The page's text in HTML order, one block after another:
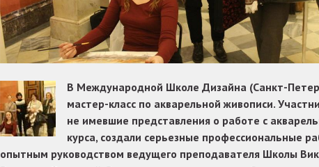
В Международной Школе Дизайна (Санкт-
мастер-класс по акварельной живописи.
не имевшие представления о работе с
курса, создали серьезные профессиональные
опытным руководством ведущего преподавателя Школы